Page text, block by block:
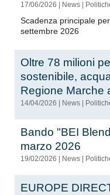
17/06/2026 News
Scadenza principale
settembre 2026
Oltre 78 milioni
sostenibile,
Regione Marche
14/04/2026 News
Bando "BEI
marzo 2026
19/02/2026 News
EUROPE